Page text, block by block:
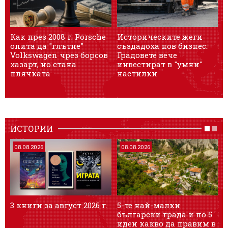
Как през 2008 г. Porsche
опита да "глътне"
Volkswagen чрез борсов
хазарт, но стана
плячката
Историческите жеги
създадоха нов бизнес:
Градовете вече
инвестират в "умни"
настилки
ИСТОРИИ
08.08.2026
3 книги за август 2026 г.
08.08.2026
5-те най-малки
български градa и по 5
идеи какво да правим в